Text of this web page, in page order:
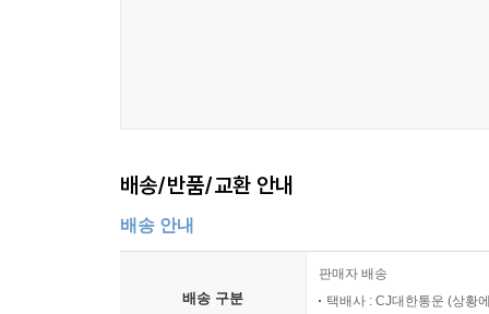
배송/반품/교환 안내
배송 안내
배송 구분
판매자 배송
택배사 : CJ대한통운 (상황